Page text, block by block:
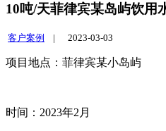
10吨/天菲律宾某岛屿饮用
客户案例 | 2023-03-03
项目地点：菲律宾某小岛屿
时间：2023年2月